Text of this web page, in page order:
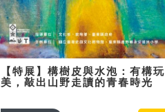
【特展】構樹皮與水泡：有構玩
美，敲出山野走讀的青春時光